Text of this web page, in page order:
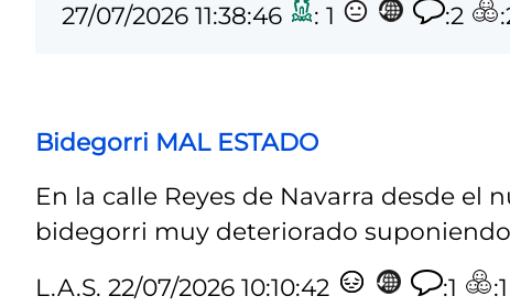
27/07/2026 11:38:46 : 1 :2
Bidegorri MAL ESTADO
En la calle Reyes de Navarra desde el
bidegorri muy deteriorado
L.A.S. 22/07/2026 10:10:42 :1 :1